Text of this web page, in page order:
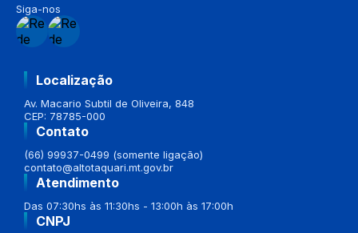
Siga-nos
Localização
Av. Macario Subtil de Oliveira, 848
CEP: 78785-000
Contato
(66) 99937-0499 (somente ligação)
contato@altotaquari.mt.gov.br
Atendimento
Das 07:30hs às 11:30hs - 13:00h às 17:00h
CNPJ